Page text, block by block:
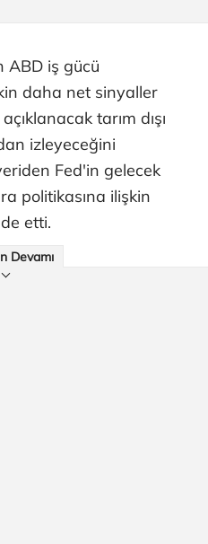
ABD iş gücü
daha net sinyaller
tarım dışı
izleyeceğini
Fed'in gelecek
politikasına ilişkin
etti.
Devamı